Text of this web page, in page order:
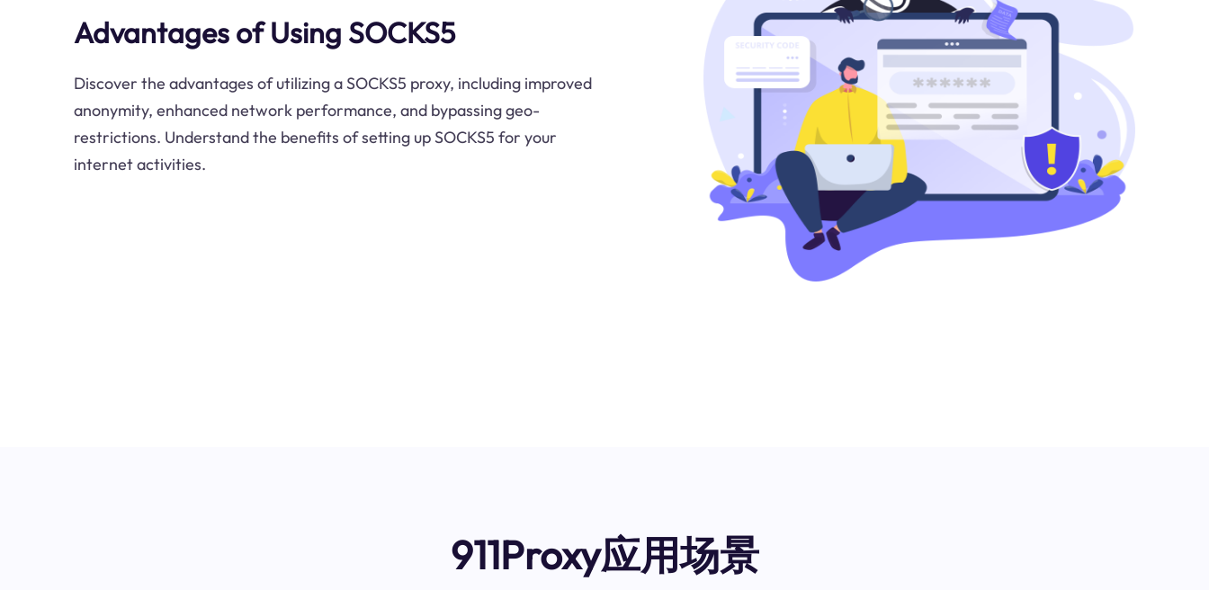
Advantages of Using SOCKS5
Discover the advantages of utilizing a SOCKS5 proxy, including improved
anonymity, enhanced network performance, and bypassing geo-
restrictions. Understand the benefits of setting up SOCKS5 for your
internet activities.
911Proxy应用场景